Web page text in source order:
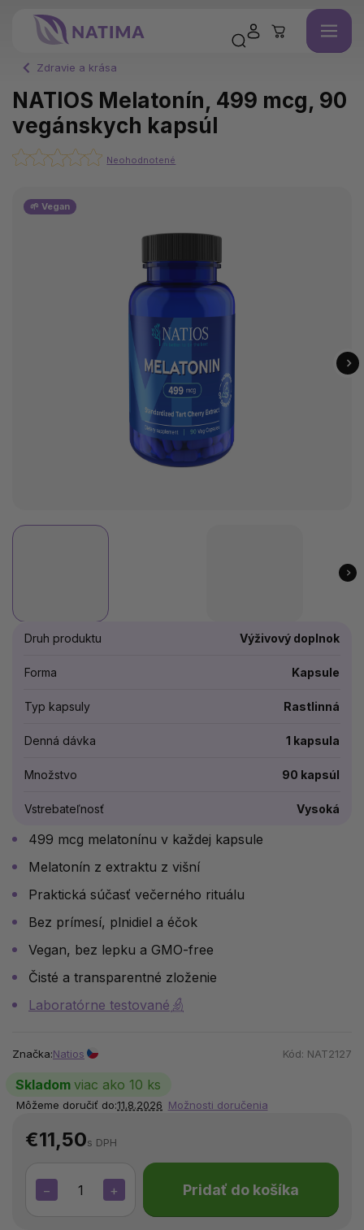
Zdravie a krása
NATIOS Melatonín, 499 mcg, 90
vegánskych kapsúl
Neohodnotené
🌱 Vegan
€11,50s DPH
+
− Pridať do košíka
499 mcg melatonínu v každej kapsule
Melatonín z extraktu z višní
Praktická súčasť večerného rituálu
Bez prímesí, plnidiel a éčok
Vegan, bez lepku a GMO-free
Čisté a transparentné zloženie
Laboratórne testované
Značka:Natios Kód: NAT2127
Druh produktu Výživový doplnok
Forma Kapsule
Typ kapsuly Rastlinná
Denná dávka 1 kapsula
Množstvo 90 kapsúl
Vstrebateľnosť Vysoká
Skladom viac ako 10 ks
Môžeme doručiť do:11.8.2026 Možnosti doručenia